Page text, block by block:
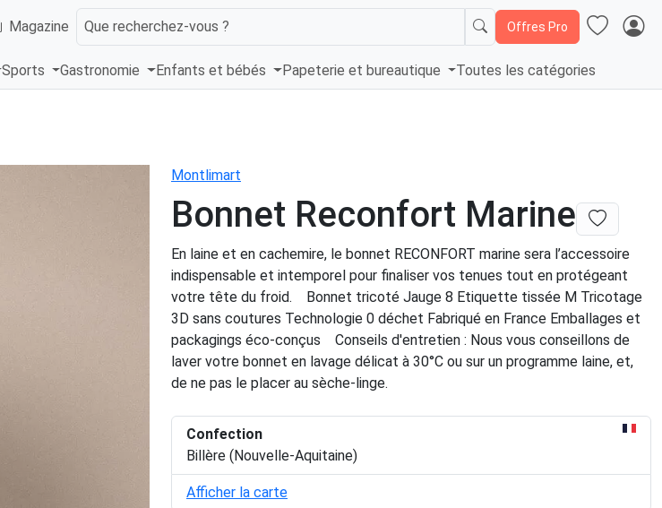
Magazine Que recherchez-vous ? Offres Pro
Sports Gastronomie Enfants et bébés Papeterie et bureautique Toutes les catégories
Montlimart
Bonnet Reconfort Marine
En laine et en cachemire, le bonnet RECONFORT marine sera l’accessoire
indispensable et intemporel pour finaliser vos tenues tout en protégeant
votre tête du froid. Bonnet tricoté Jauge 8 Etiquette tissée M Tricotage
3D sans coutures Technologie 0 déchet Fabriqué en France Emballages et
packagings éco-conçus Conseils d'entretien : Nous vous conseillons de
laver votre bonnet en lavage délicat à 30°C ou sur un programme laine, et,
de ne pas le placer au sèche-linge.
Confection
Billère (Nouvelle-Aquitaine)
Afficher la carte